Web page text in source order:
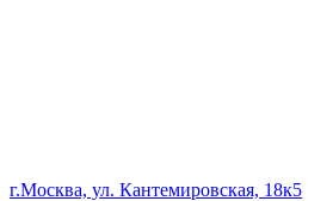
г.Москва, ул. Кантемировская, 18к5